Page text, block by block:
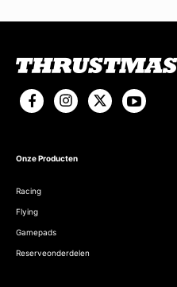
Onze Producten
Racing
Flying
Gamepads
Reserveonderdelen